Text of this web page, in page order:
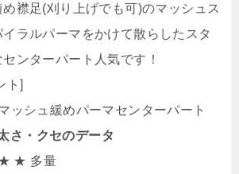
襟足(刈り上げでも可)のマッシュス
ラルパーマをかけて散らしたスタ
ンターパート人気です！
ト]
ッシュ緩めパーマセンターパート
さ・クセのデータ
★ 多量